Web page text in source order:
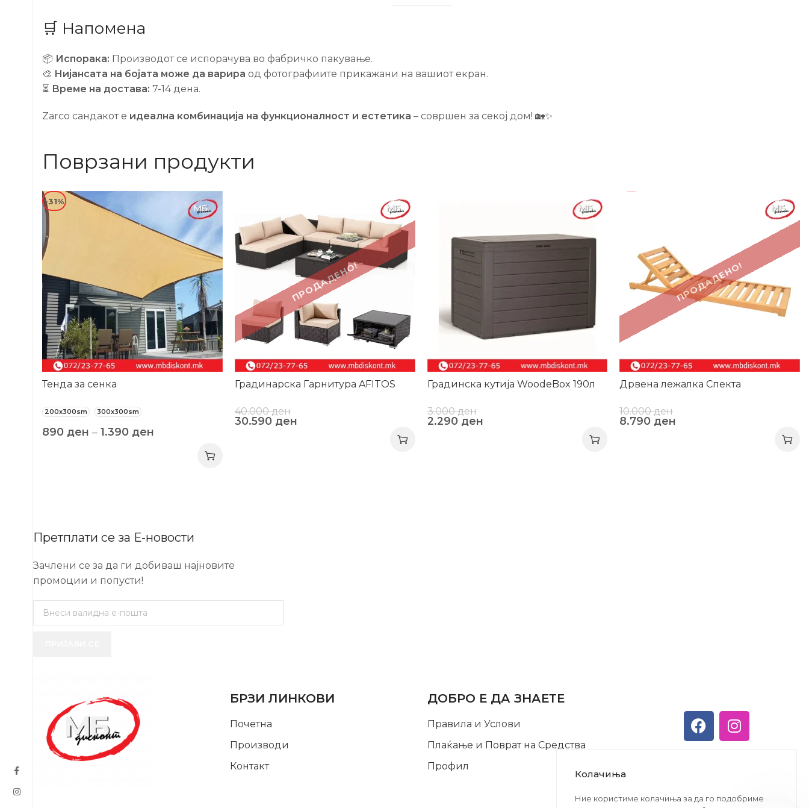
🛒 Напомена
📦 Испорака: Производот се испорачува во фабричко пакување.
🎨 Нијансата на бојата може да варира од фотографиите прикажани на вашиот екран.
⏳ Време на достава: 7-14 дена.
Zarco сандакот е идеална комбинација на функционалност и естетика – совршен за секој дом! 🏡✨
Поврзани продукти
-31%
Тенда за сенка
200x300sm 300x300sm
890 ден – 1.390 ден
ПРОДАДЕНО!
Градинарска Гарнитура AFITOS
40.000ден
30.590 ден
Градинска кутија WoodeBox 190л
3.000ден
2.290 ден
ПРОДАДЕНО!
Дрвена лежалка Спекта
10.000ден
8.790 ден
Претплати се за Е-новости
Зачлени се за да ги добиваш најновите
промоции и попусти!
БРЗИ ЛИНКОВИ
Почетна
Производи
Контакт
ДОБРО Е ДА ЗНАЕТЕ
Правила и Услови
Плаќање и Поврат на Средства
Профил
Колачиња
Ние користиме колачиња за да го подобриме